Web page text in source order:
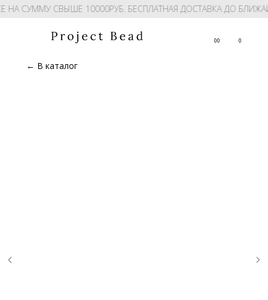
НА СУММУ СВЫШЕ 10000РУБ. БЕСПЛАТНАЯ ДОСТАВКА ДО
0
00
← В каталог